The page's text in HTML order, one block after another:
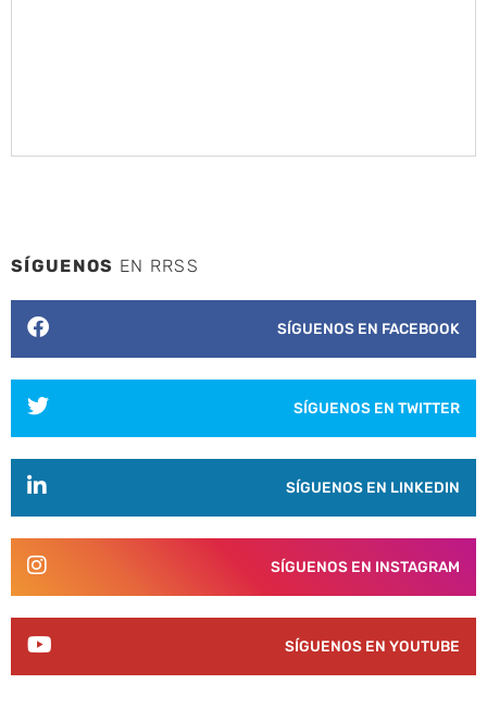
SÍGUENOS EN RRSS
SÍGUENOS EN FACEBOOK
SÍGUENOS EN TWITTER
SÍGUENOS EN LINKEDIN
SÍGUENOS EN INSTAGRAM
SÍGUENOS EN YOUTUBE